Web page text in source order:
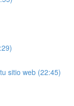
sitio web (22:45)